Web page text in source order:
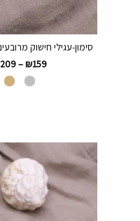
סימון-עגילי חישוק
₪159
–
209